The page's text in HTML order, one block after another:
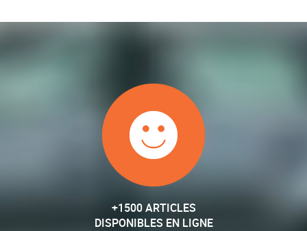
+1500 ARTICLES
DISPONIBLES EN LIGNE